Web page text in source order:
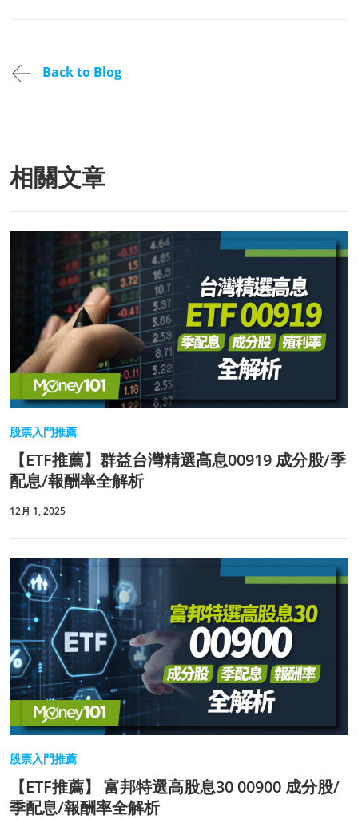
Back to Blog
相關文章
股票入門推薦
【ETF推薦】群益台灣精選高息00919 成分股/季
配息/報酬率全解析
12月 1, 2025
股票入門推薦
【ETF推薦】 富邦特選高股息30 00900 成分股/
季配息/報酬率全解析